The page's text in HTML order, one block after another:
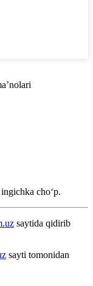
choʻp.
saytida qidirib
sayti tomonidan